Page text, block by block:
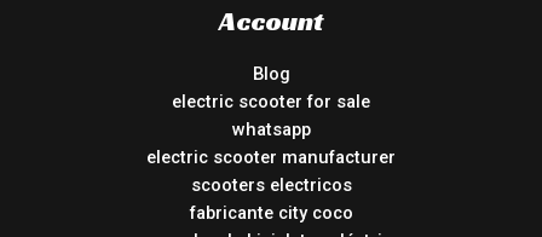
Account
Blog
electric scooter for sale
whatsapp
electric scooter manufacturer
scooters electricos
fabricante city coco